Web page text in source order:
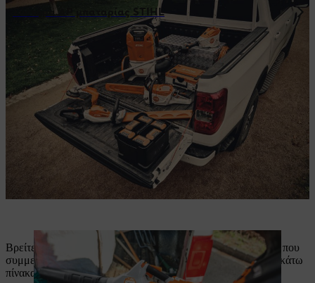
Σύστημα AP μπαταρίας STIHL
Βρείτε τον πλησιέστερο πιστοποιημένο αντιπρόσωπο STIHL που
συμμετέχει στη νέα υπηρεσία « Try Before Buy
» στον παρακάτω
πίνακα .